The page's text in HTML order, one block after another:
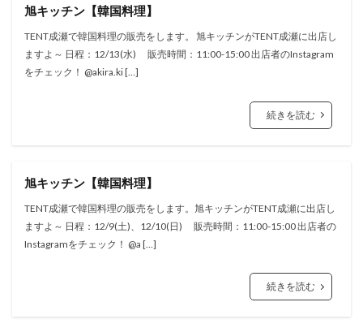
旭キッチン【韓国料理】
TENT成瀬で韓国料理の販売をします。 旭キッチンがTENT成瀬に出店し
ますよ～ 日程：12/13(水) 販売時間：11:00-15:00 出店者のInstagram
をチェック！ @akira.ki […]
続きを読む
旭キッチン【韓国料理】
TENT成瀬で韓国料理の販売をします。旭キッチンがTENT成瀬に出店し
ますよ～ 日程：12/9(土)、12/10(日) 販売時間：11:00-15:00 出店者の
Instagramをチェック！ @a […]
続きを読む